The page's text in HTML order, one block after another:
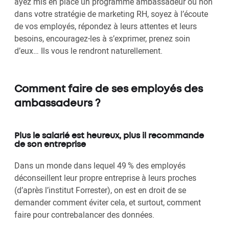
dans votre stratégie de marketing RH, soyez à l’écoute
de vos employés, répondez à leurs attentes et leurs
besoins, encouragez-les à s’exprimer, prenez soin
d’eux… Ils vous le rendront naturellement.
Comment faire de ses employés des
ambassadeurs ?
Plus le salarié est heureux, plus il recommande
de son entreprise
Dans un monde dans lequel 49 % des employés
déconseillent leur propre entreprise à leurs proches
(d’après l’institut Forrester), on est en droit de se
demander comment éviter cela, et surtout, comment
faire pour contrebalancer des données.